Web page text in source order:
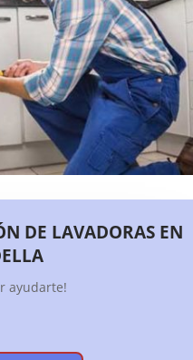
DE LAVADORAS EN
ayudarte!